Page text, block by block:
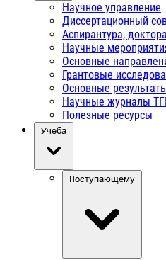
Научное управление
Диссертационный
Аспирантура,
Научные
Основные
Грантовые
Основные
Научные журналы
Полезные ресурсы
Учёба
Поступающему